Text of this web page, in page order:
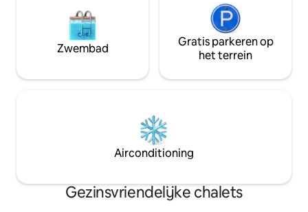
Zwembad
Gratis parkeren op
het terrein
Airconditioning
Gezinsvriendelijke chalets